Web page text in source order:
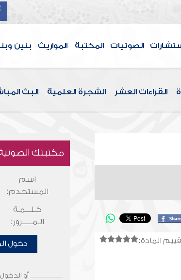
الصوتيات المكتبة المواريث بنين
القراءات العشر الشجرة العلمية البث
المادة:
مكتبتك
اسم
المستخدم:
كـلـــمـة
الـمـــــرور:
دخول
أو